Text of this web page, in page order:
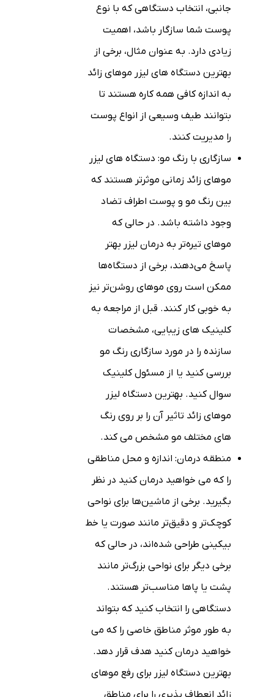
جانبی، انتخاب دستگاهی که با نوع
پوست شما سازگار باشد، اهمیت
زیادی دارد. به عنوان مثال، برخی از
بهترین دستگاه های لیزر موهای زائد
به اندازه کافی همه کاره هستند تا
بتوانند طیف وسیعی از انواع پوست
را مدیریت کنند.
سازگاری با رنگ مو: دستگاه های لیزر
موهای زائد زمانی موثرتر هستند که
بین رنگ مو و پوست اطراف تضاد
وجود داشته باشد. در حالی که
موهای تیره‌تر به درمان لیزر بهتر
پاسخ می‌دهند، برخی از دستگاه‌ها
ممکن است روی موهای روشن‌تر نیز
به خوبی کار کنند. قبل از مراجعه به
کلینیک های زیبایی، مشخصات
سازنده را در مورد سازگاری رنگ مو
بررسی کنید یا از مسئول کلینیک
سوال کنید. بهترین دستگاه لیزر
موهای زائد تاثیر آن را بر روی رنگ
های مختلف مو مشخص می کند.
منطقه درمان: اندازه و محل مناطقی
را که می خواهید درمان کنید در نظر
بگیرید. برخی از ماشین‌ها برای نواحی
کوچک‌تر و دقیق‌تر مانند صورت یا خط
بیکینی طراحی شده‌اند، در حالی که
برخی دیگر برای نواحی بزرگ‌تر مانند
پشت یا پاها مناسب‌تر هستند.
دستگاهی را انتخاب کنید که بتواند
به طور موثر مناطق خاصی را که می
خواهید درمان کنید هدف قرار دهد.
بهترین دستگاه لیزر برای رفع موهای